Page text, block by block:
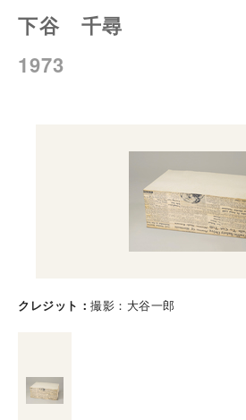
下谷 千尋
1973
クレジット 撮影：大谷一郎